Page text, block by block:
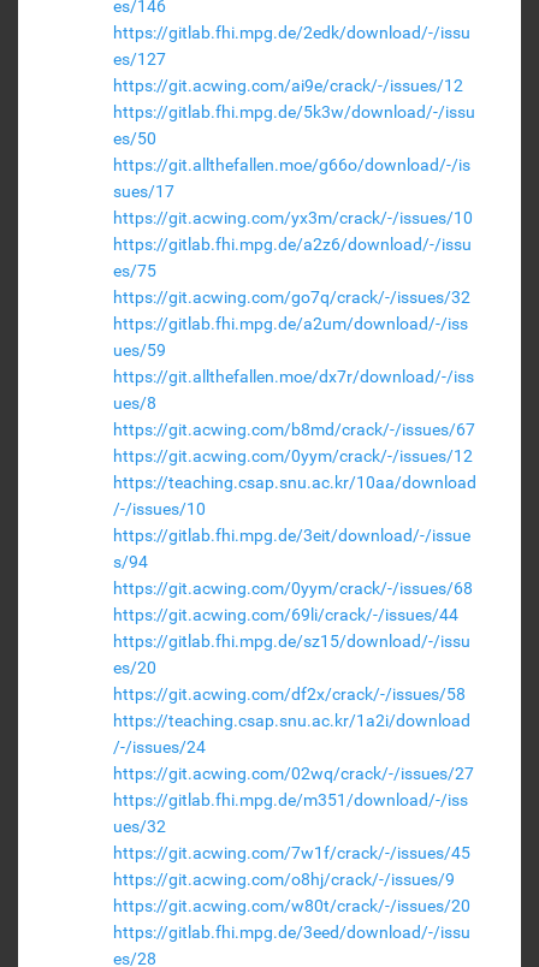
es/146
https://gitlab.fhi.mpg.de/2edk/download/-/issu
es/127
https://git.acwing.com/ai9e/crack/-/issues/12
https://gitlab.fhi.mpg.de/5k3w/download/-/issu
es/50
https://git.allthefallen.moe/g66o/download/-/is
sues/17
https://git.acwing.com/yx3m/crack/-/issues/10
https://gitlab.fhi.mpg.de/a2z6/download/-/issu
es/75
https://git.acwing.com/go7q/crack/-/issues/32
https://gitlab.fhi.mpg.de/a2um/download/-/iss
ues/59
https://git.allthefallen.moe/dx7r/download/-/iss
ues/8
https://git.acwing.com/b8md/crack/-/issues/67
https://git.acwing.com/0yym/crack/-/issues/12
https://teaching.csap.snu.ac.kr/10aa/download
/-/issues/10
https://gitlab.fhi.mpg.de/3eit/download/-/issue
s/94
https://git.acwing.com/0yym/crack/-/issues/68
https://git.acwing.com/69li/crack/-/issues/44
https://gitlab.fhi.mpg.de/sz15/download/-/issu
es/20
https://git.acwing.com/df2x/crack/-/issues/58
https://teaching.csap.snu.ac.kr/1a2i/download
/-/issues/24
https://git.acwing.com/02wq/crack/-/issues/27
https://gitlab.fhi.mpg.de/m351/download/-/iss
ues/32
https://git.acwing.com/7w1f/crack/-/issues/45
https://git.acwing.com/o8hj/crack/-/issues/9
https://git.acwing.com/w80t/crack/-/issues/20
https://gitlab.fhi.mpg.de/3eed/download/-/issu
es/28